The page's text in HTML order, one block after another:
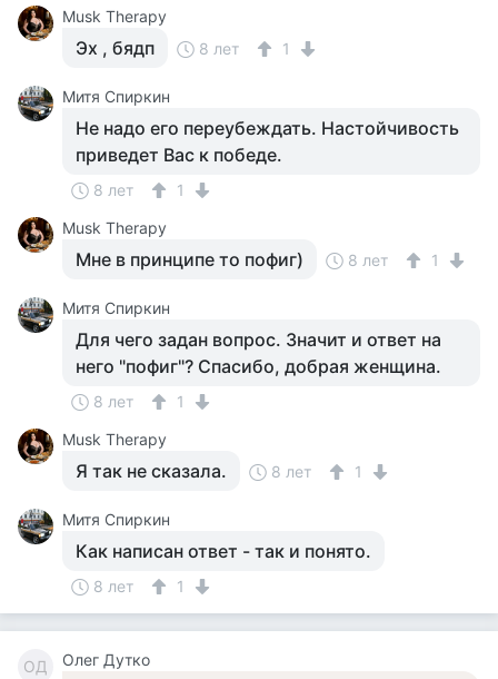
Musk Therapy
Эх , бядп 8 лет 1
Митя Спиркин
Не надо его переубеждать. Настойчивость
приведет Вас к победе.
8 лет
1
Musk Therapy
Мне в принципе то пофиг) 8 лет 1
Митя Спиркин
Для чего задан вопрос. Значит и ответ на
него "пофиг"? Спасибо, добрая женщина.
8 лет
1
Musk Therapy
Я так не сказала. 8 лет 1
Митя Спиркин
Как написан ответ - так и понято.
8 лет 1
ОД Олег Дутко